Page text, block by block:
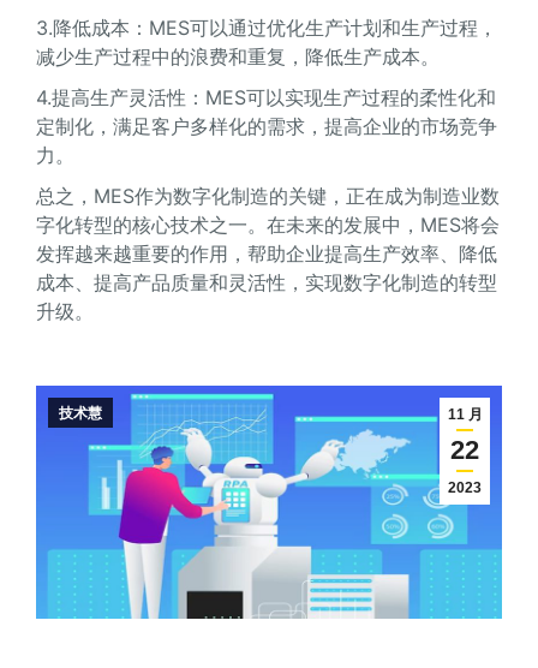
3.降低成本：MES可以通过优化生产计划和生产过程，
减少生产过程中的浪费和重复，降低生产成本。
4.提高生产灵活性：MES可以实现生产过程的柔性化和
定制化，满足客户多样化的需求，提高企业的市场竞争
力。
总之，MES作为数字化制造的关键，正在成为制造业数
字化转型的核心技术之一。在未来的发展中，MES将会
发挥越来越重要的作用，帮助企业提高生产效率、降低
成本、提高产品质量和灵活性，实现数字化制造的转型
升级。
11 月
22
2023
技术慧